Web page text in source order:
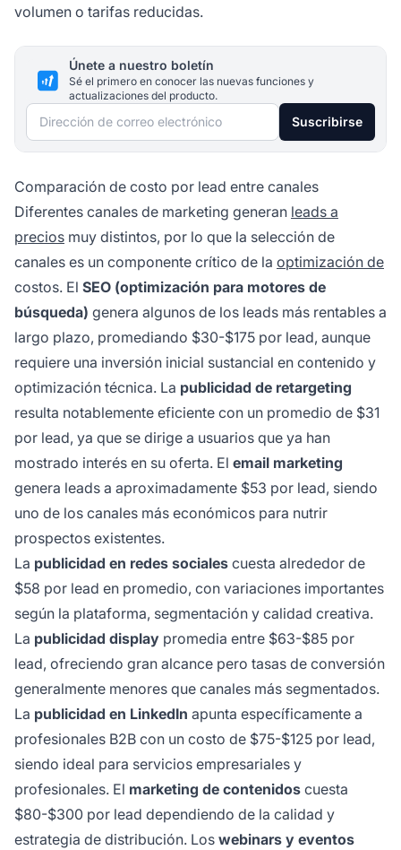
volumen o tarifas reducidas.
Únete a nuestro boletín
Sé el primero en conocer las nuevas funciones y
actualizaciones del producto.
Dirección de correo electrónico Suscribirse
Comparación de costo por lead entre canales
Diferentes canales de marketing generan leads a
precios muy distintos, por lo que la selección de
canales es un componente crítico de la optimización de
costos. El SEO (optimización para motores de
búsqueda) genera algunos de los leads más rentables a
largo plazo, promediando $30-$175 por lead, aunque
requiere una inversión inicial sustancial en contenido y
optimización técnica. La publicidad de retargeting
resulta notablemente eficiente con un promedio de $31
por lead, ya que se dirige a usuarios que ya han
mostrado interés en su oferta. El email marketing
genera leads a aproximadamente $53 por lead, siendo
uno de los canales más económicos para nutrir
prospectos existentes.
La publicidad en redes sociales cuesta alrededor de
$58 por lead en promedio, con variaciones importantes
según la plataforma, segmentación y calidad creativa.
La publicidad display promedia entre $63-$85 por
lead, ofreciendo gran alcance pero tasas de conversión
generalmente menores que canales más segmentados.
La publicidad en LinkedIn apunta específicamente a
profesionales B2B con un costo de $75-$125 por lead,
siendo ideal para servicios empresariales y
profesionales. El marketing de contenidos cuesta
$80-$300 por lead dependiendo de la calidad y
estrategia de distribución. Los webinars y eventos